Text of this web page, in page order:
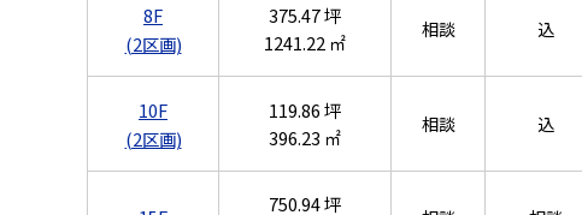
8F
(2区画)
375.47 坪
1241.22 ㎡
相談 込
10F
(2区画)
119.86 坪
396.23 ㎡
相談 込
750.94 坪